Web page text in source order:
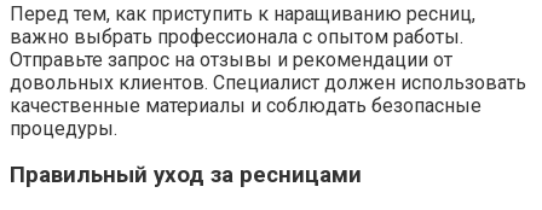
Перед тем, как приступить к наращиванию ресниц,
важно выбрать профессионала с опытом работы.
Отправьте запрос на отзывы и рекомендации от
довольных клиентов. Специалист должен использовать
качественные материалы и соблюдать безопасные
процедуры.
Правильный уход за ресницами